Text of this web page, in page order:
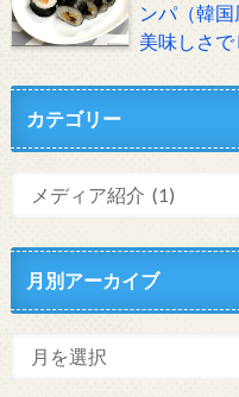
ンパ（韓
美味しさで
カテゴリー
月別アーカイブ